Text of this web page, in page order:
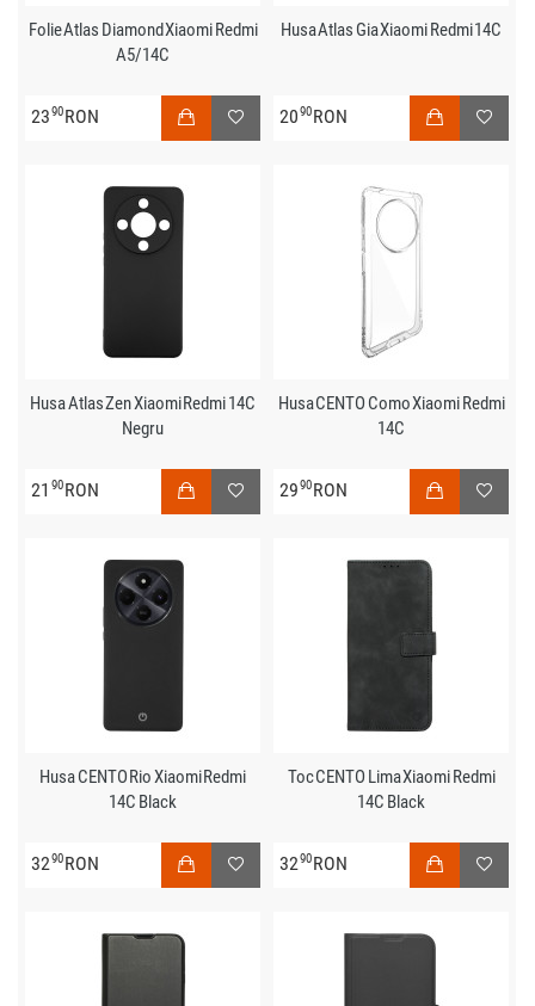
Folie Atlas Diamond Xiaomi Redmi
A5/14C
2390RON
Husa Atlas Gia Xiaomi Redmi 14C
2090RON
Husa Atlas Zen Xiaomi Redmi 14C
Negru
21 90RON
Husa CENTO Como Xiaomi Redmi
14C
2990RON
Husa CENTO Rio Xiaomi Redmi
14C Black
3290RON
Toc CENTO Lima Xiaomi Redmi
14C Black
3290RON